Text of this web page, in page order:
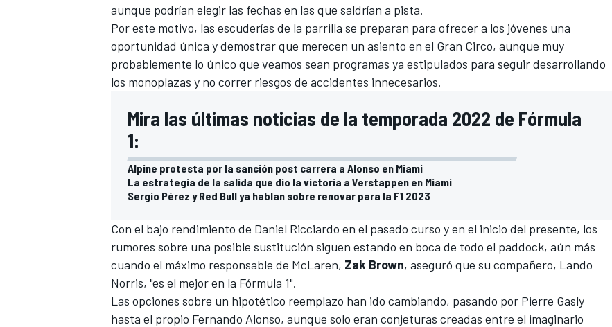
aunque podrían elegir las fechas en las que saldrían a pista.
Por este motivo, las escuderías de la parrilla se preparan para ofrecer a los jóvenes una
oportunidad única y demostrar que merecen un asiento en el Gran Circo, aunque muy
probablemente lo único que veamos sean programas ya estipulados para seguir desarrollando
los monoplazas y no correr riesgos de accidentes innecesarios.
Mira las últimas noticias de la temporada 2022 de Fórmula
1:
Alpine protesta por la sanción post carrera a Alonso en Miami
La estrategia de la salida que dio la victoria a Verstappen en Miami
Sergio Pérez y Red Bull ya hablan sobre renovar para la F1 2023
Con el bajo rendimiento de Daniel Ricciardo en el pasado curso y en el inicio del presente, los
rumores sobre una posible sustitución siguen estando en boca de todo el paddock, aún más
cuando el máximo responsable de McLaren, Zak Brown, aseguró que su compañero, Lando
Norris, "es el mejor en la Fórmula 1".
Las opciones sobre un hipotético reemplazo han ido cambiando, pasando por Pierre Gasly
hasta el propio Fernando Alonso, aunque solo eran conjeturas creadas entre el imaginario